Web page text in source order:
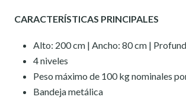
CARACTERÍSTICAS PRINCIPALES
Alto: 200 cm | Ancho: 80 cm |
4 niveles
Peso máximo de 100 kg nominales
Bandeja metálica